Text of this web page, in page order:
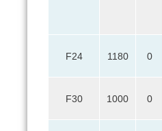
F24 1180 0
F30 1000 0